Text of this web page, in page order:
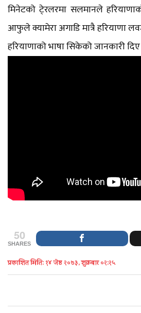
मिनेटको टे्रलरमा सलमानले
आफुले क्यामेरा अगाडि मात्रै हरियाणा
हरियाणाको भाषा सिकेको जानकारी
50
SHARES
प्रकाशित मिति: १४ जेष्ठ २०७३, शुक्रबार ०२:२५